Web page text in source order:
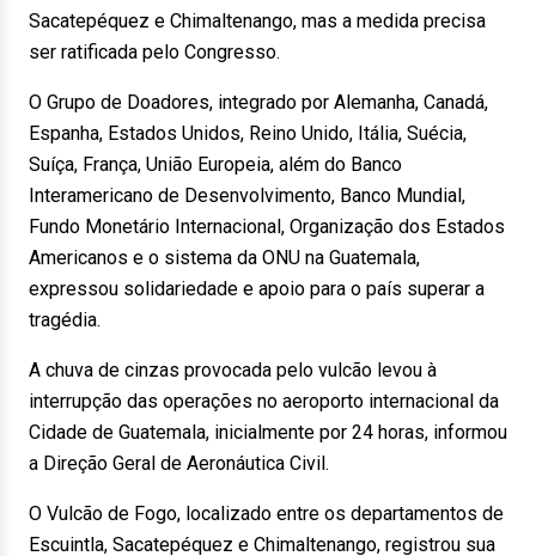
Sacatepéquez e Chimaltenango, mas a medida precisa
ser ratificada pelo Congresso.
O Grupo de Doadores, integrado por Alemanha, Canadá,
Espanha, Estados Unidos, Reino Unido, Itália, Suécia,
Suíça, França, União Europeia, além do Banco
Interamericano de Desenvolvimento, Banco Mundial,
Fundo Monetário Internacional, Organização dos Estados
Americanos e o sistema da ONU na Guatemala,
expressou solidariedade e apoio para o país superar a
tragédia.
A chuva de cinzas provocada pelo vulcão levou à
interrupção das operações no aeroporto internacional da
Cidade de Guatemala, inicialmente por 24 horas, informou
a Direção Geral de Aeronáutica Civil.
O Vulcão de Fogo, localizado entre os departamentos de
Escuintla, Sacatepéquez e Chimaltenango, registrou sua